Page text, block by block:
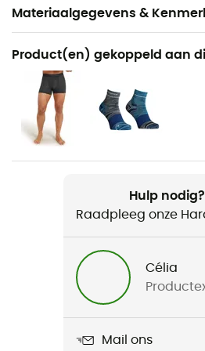
Materiaalgegevens &
Aanbevolen voor
Wandelen / Klimmen /
Skiën / Freeride Skiën
Voor
Heren
120 Comp Light Short Sleeve
Product(en) gekoppeld aan
Hulp nodig?
Raadpleeg onze
Célia
Mail ons